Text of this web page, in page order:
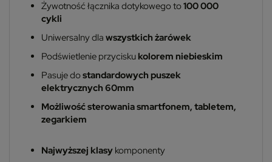
Żywotność łącznika dotykowego to100 000
cykli
Uniwersalny dla wszystkich żarówek
Podświetlenie przycisku kolorem niebieskim
Pasuje dostandardowych puszek
elektrycznych 60mm
Możliwość sterowania smartfonem, tabletem,
zegarkiem
Najwyższej klasy komponenty